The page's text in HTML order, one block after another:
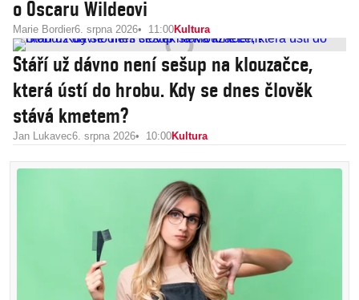
o Oscaru Wildeovi
Marie Bordier6. srpna 2026 11:00Kultura
Stáří už dávno není sešup na klouzačce,
která ústí do hrobu. Kdy se dnes člověk
stává kmetem?
Jan Lukavec6. srpna 2026 10:00Kultura